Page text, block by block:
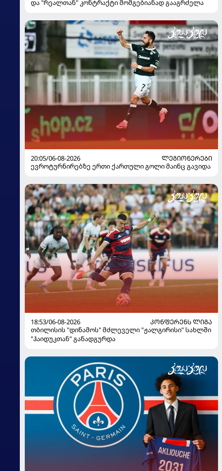
და "რეალთან" კონტრაქტი მომგებიანად გააგრძელა
20:05/06-08-2026
ᲚᲔᲒᲘᲝᲜᲔᲠᲔᲑᲘ
ევროტურნირებზე ერთი ქართული გოლი მაინც გავიდა
18:53/06-08-2026
ᲙᲝᲜᲤᲔᲠᲔᲜᲡ ᲚᲘᲒᲐ
თბილისის "დინამოს" მძლეველი "ჟალგირისი" სახლში
"ჰაიდუკთან" განადგურდა